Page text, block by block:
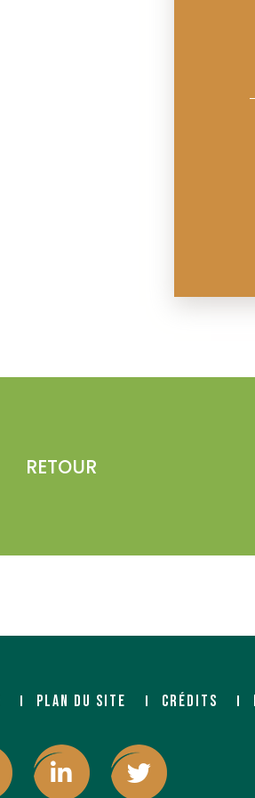
RETOUR
PLAN DU SITE CRÉDITS